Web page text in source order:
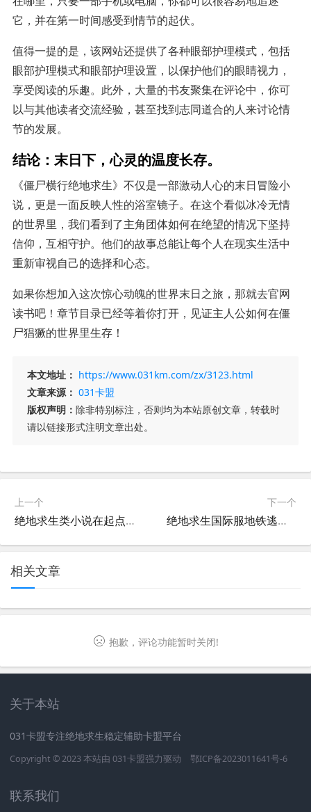
它，并在第一时间感受到情节的起伏。
值得一提的是，该网站还提供了各种眼部护理模式，包括
眼部护理模式和眼部护理设置，以保护他们的眼睛视力，
享受阅读的乐趣。此外，大量的书友聚集在评论中，你可
以与其他读者交流经验，甚至找到志同道合的人来讨论情
节的发展。
结论：末日下，心灵的温度长存。
《僵尸横行绝地求生》不仅是一部激动人心的末日冒险小
说，更是一面反映人性的浴室镜子。在这个看似冰冷无情
的世界里，我们看到了主角团体如何在绝望的情况下坚持
信仰，互相守护。他们的故事总能让每个人在现实生活中
重新审视自己的选择和心态。
如果你想加入这次惊心动魄的世界末日之旅，那就去官网
读书吧！章节目录已经等着你打开，见证主人公如何在僵
尸猖獗的世界里生存！
本文地址： https://www.031km.com/zx/3123.html
文章来源： 031卡盟
版权声明： 除非特别标注，否则均为本站原创文章，转载时
请以链接形式注明文章出处。
上一个
绝地求生类小说在起点火热连载中-起点平台上的热门绝地求生题材小说推荐
下一个
绝地求生国际服地铁逃生攻略-如何在绝地求生国际服地铁逃生中生存到最后
相关文章
抱歉，评论功能暂时关闭!
关于本站
031卡盟专注绝地求生稳定辅助卡盟平台
Copyright © 2023 本站由 031卡盟强力驱动 鄂ICP备2023011641号-6
联系我们